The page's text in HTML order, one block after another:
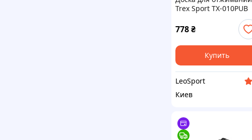
Trex Sport TX-010PUB
778₴
Купить
LeoSport
Киев